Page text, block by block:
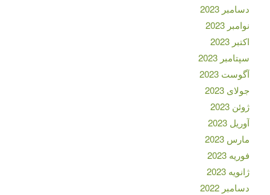
دسامبر 2023
نوامبر 2023
اکتبر 2023
سپتامبر 2023
آگوست 2023
جولای 2023
ژوئن 2023
آوریل 2023
مارس 2023
فوریه 2023
ژانویه 2023
دسامبر 2022